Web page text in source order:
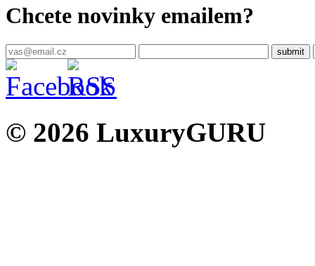
Chcete novinky emailem?
© 2026 LuxuryGURU